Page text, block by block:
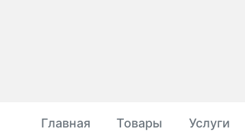
Главная Товары Услуги